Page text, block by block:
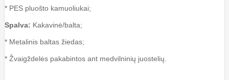
* PES pluošto kamuoliukai;
Spalva: Kakavinė/balta;
* Metalinis baltas žiedas;
* Žvaigždelės pakabintos ant medvilninių juostelių.